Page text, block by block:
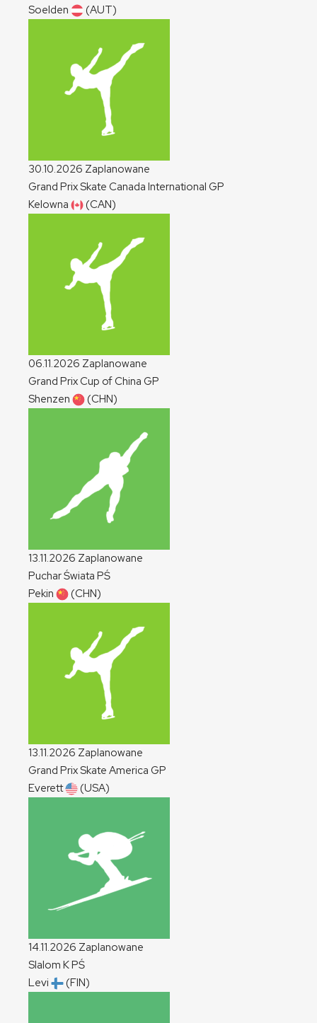
Soelden
(AUT)
30.10.2026 Zaplanowane
Grand Prix Skate Canada International GP
Kelowna
(CAN)
06.11.2026 Zaplanowane
Grand Prix Cup of China GP
Shenzen
(CHN)
13.11.2026 Zaplanowane
Puchar Świata PŚ
Pekin
(CHN)
13.11.2026 Zaplanowane
Grand Prix Skate America GP
Everett
(USA)
14.11.2026 Zaplanowane
Slalom KPŚ
Levi
(FIN)